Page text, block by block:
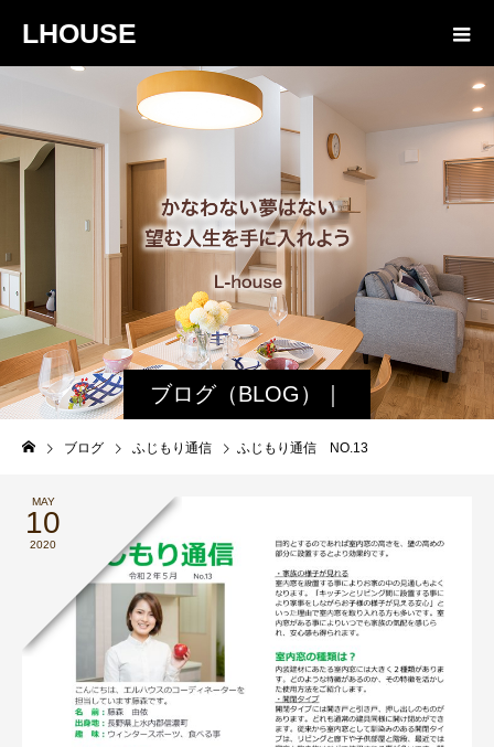
LHOUSE
ブログ（BLOG）｜
諏訪・松本の工務店
ブログ ふじもり通信 ふじもり通信 NO.13
MAY
10
2020